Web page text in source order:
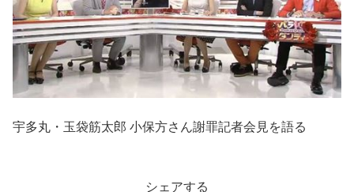
宇多丸・玉袋筋太郎 小保方さん謝罪記者会見を語る
シェアする